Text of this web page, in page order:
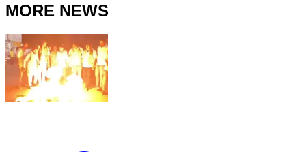
MORE NEWS